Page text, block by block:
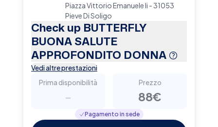
Piazza Vittorio Emanuele Ii - 31053
Pieve Di Soligo
Check up BUTTERFLY
BUONA SALUTE
APPROFONDITO DONNA
Vedi altre prestazioni
Prima disponibilità
-
Prezzo
88€
Pagamento in sede